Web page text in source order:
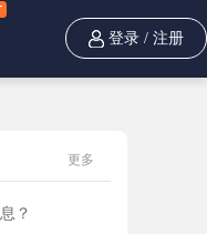
登录 / 注册
更多
？